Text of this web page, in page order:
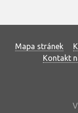
Mapa stránek
Kontakt